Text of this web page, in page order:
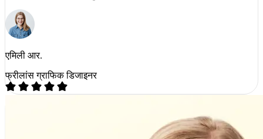
एमिली आर.
फ्रीलांस ग्राफिक डिजाइनर